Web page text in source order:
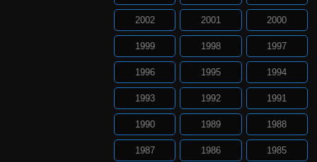
2002 2001 2000
1999 1998 1997
1996 1995 1994
1993 1992 1991
1990 1989 1988
1987 1986 1985